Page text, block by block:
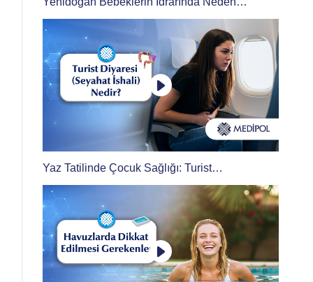
Kırmızılık Olur?
Yaz Tatilinde Çocuk Sağlığı: Turist
Diyaresinden Korunma Yolları